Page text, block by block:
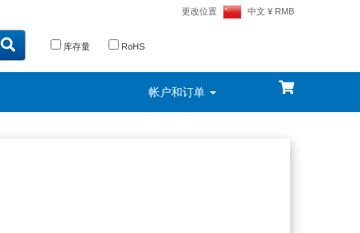
更改位置 中文 ¥ RMB
库存量 RoHS
帐户和订单